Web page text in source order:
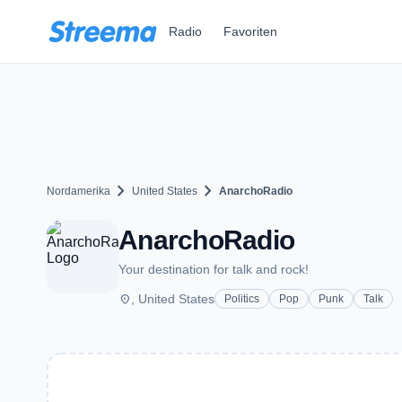
Radio Favoriten
Nordamerika chevron_right United States chevron_right AnarchoRadio
AnarchoRadio
Your destination for talk and rock!
place , United States Politics Pop Punk Talk